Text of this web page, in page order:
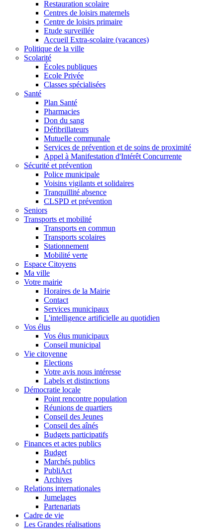
Restauration scolaire
Centres de loisirs maternels
Centre de loisirs primaire
Etude surveillée
Accueil Extra-scolaire (vacances)
Politique de la ville
Scolarité
Écoles publiques
Ecole Privée
Classes spécialisées
Santé
Plan Santé
Pharmacies
Don du sang
Défibrillateurs
Mutuelle communale
Services de prévention et de soins de proximité
Appel à Manifestation d'Intérêt Concurrente
Sécurité et prévention
Police municipale
Voisins vigilants et solidaires
Tranquillité absence
CLSPD et prévention
Seniors
Transports et mobilité
Transports en commun
Transports scolaires
Stationnement
Mobilité verte
Espace Citoyens
Ma ville
Votre mairie
Horaires de la Mairie
Contact
Services municipaux
L'intelligence artificielle au quotidien
Vos élus
Vos élus municipaux
Conseil municipal
Vie citoyenne
Elections
Votre avis nous intéresse
Labels et distinctions
Démocratie locale
Point rencontre population
Réunions de quartiers
Conseil des Jeunes
Conseil des aînés
Budgets participatifs
Finances et actes publics
Budget
Marchés publics
PubliAct
Archives
Relations internationales
Jumelages
Partenariats
Cadre de vie
Les Grandes réalisations